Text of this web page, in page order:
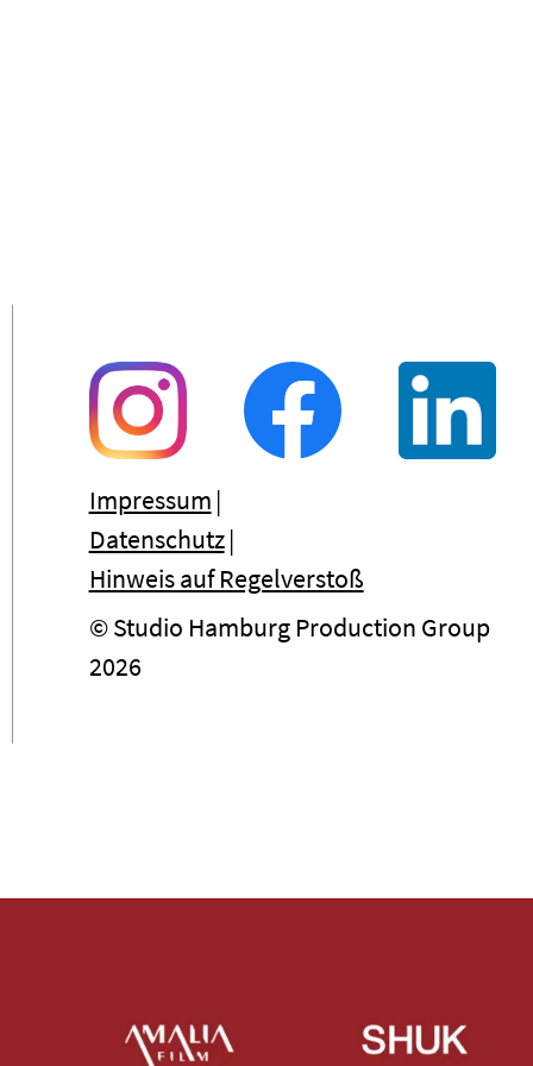
Impressum
Datenschutz
Hinweis auf Regelverstoß
© Studio Hamburg Production Group
2026